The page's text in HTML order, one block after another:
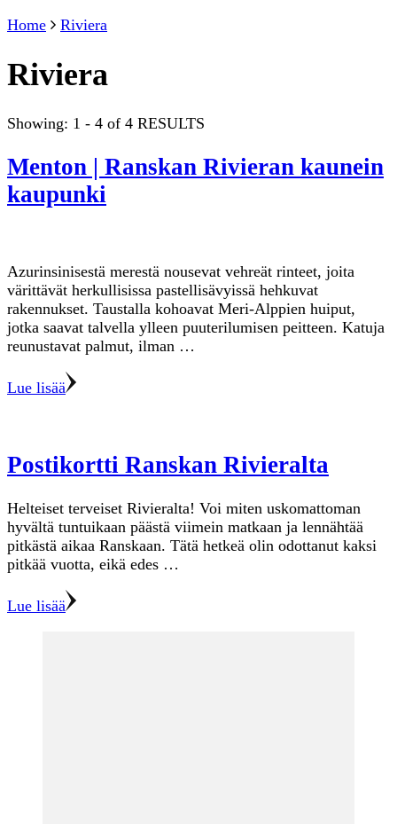
Home
Riviera
Riviera
Showing: 1 - 4 of 4 RESULTS
Menton | Ranskan Rivieran kaunein
kaupunki
Azurinsinisestä merestä nousevat vehreät rinteet, joita
värittävät herkullisissa pastellisävyissä hehkuvat
rakennukset. Taustalla kohoavat Meri-Alppien huiput,
jotka saavat talvella ylleen puuterilumisen peitteen. Katuja
reunustavat palmut, ilman …
Lue lisää
Postikortti Ranskan Rivieralta
Helteiset terveiset Rivieralta! Voi miten uskomattoman
hyvältä tuntuikaan päästä viimein matkaan ja lennähtää
pitkästä aikaa Ranskaan. Tätä hetkeä olin odottanut kaksi
pitkää vuotta, eikä edes …
Lue lisää